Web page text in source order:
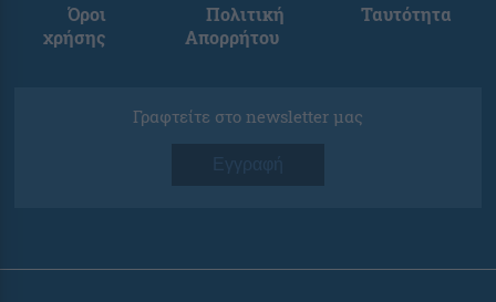
Όροι
χρήσης
Πολιτική
Απορρήτου
Ταυτότητα
Γραφτείτε στο newsletter μας
Εγγραφή